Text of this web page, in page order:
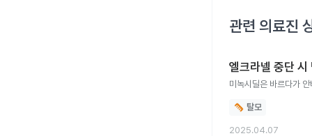
관련 의료진
엘크라넬 중단
미녹시딜은 바르다가
탈모
2025.04.07